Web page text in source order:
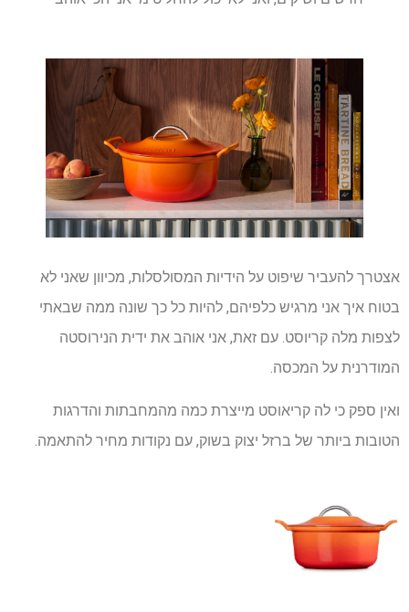
אצטרך להעביר שיפוט על הידיות המסולסלות, מכיוון שאני לא
בטוח איך אני מרגיש כלפיהם, להיות כל כך שונה ממה שבאתי
לצפות מלה קריוסט. עם זאת, אני אוהב את ידית הנירוסטה
המודרנית על המכסה.
ואין ספק כי לה קריאוסט מייצרת כמה מהמחבתות והדרגות
הטובות ביותר של ברזל יצוק בשוק, עם נקודות מחיר להתאמה.